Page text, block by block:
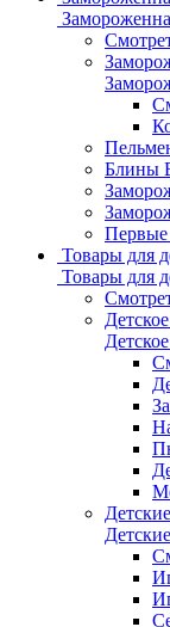
Блины
Первые
Товары для
Товары для